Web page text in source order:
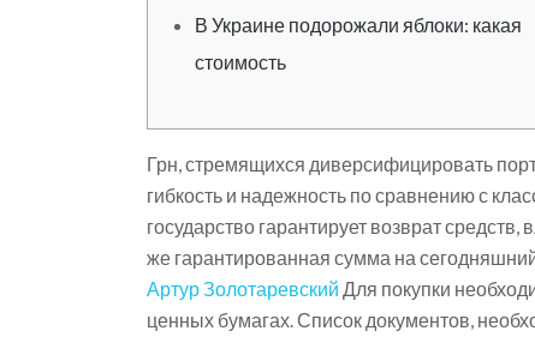
В Украине подорожали яблоки: какая
стоимость
Грн, стремящихся диверсифицировать
гибкость и надежность по сравнению с
государство гарантирует возврат
же гарантированная сумма на
Артур Золотаревский Для покупки
ценных бумагах. Список документов,